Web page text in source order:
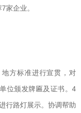
家企业。
方标准进行宣贯，对
位颁发牌匾及证书。4
行路灯展示。协调帮助